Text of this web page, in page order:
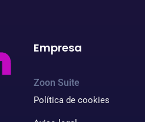
Empresa
Zoon Suite
Política de cookies